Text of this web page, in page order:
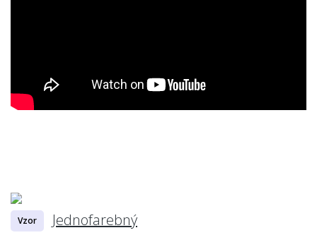
Vzor Jednofarebný